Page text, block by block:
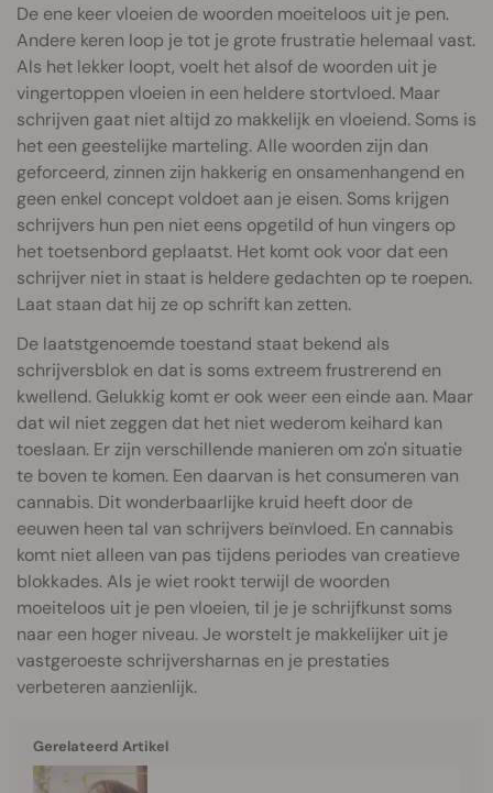
De ene keer vloeien de woorden moeiteloos uit je pen.
Andere keren loop je tot je grote frustratie helemaal vast.
Als het lekker loopt, voelt het alsof de woorden uit je
vingertoppen vloeien in een heldere stortvloed. Maar
schrijven gaat niet altijd zo makkelijk en vloeiend. Soms is
het een geestelijke marteling. Alle woorden zijn dan
geforceerd, zinnen zijn hakkerig en onsamenhangend en
geen enkel concept voldoet aan je eisen. Soms krijgen
schrijvers hun pen niet eens opgetild of hun vingers op
het toetsenbord geplaatst. Het komt ook voor dat een
schrijver niet in staat is heldere gedachten op te roepen.
Laat staan dat hij ze op schrift kan zetten.
De laatstgenoemde toestand staat bekend als
schrijversblok en dat is soms extreem frustrerend en
kwellend. Gelukkig komt er ook weer een einde aan. Maar
dat wil niet zeggen dat het niet wederom keihard kan
toeslaan. Er zijn verschillende manieren om zo'n situatie
te boven te komen. Een daarvan is het consumeren van
cannabis. Dit wonderbaarlijke kruid heeft door de
eeuwen heen tal van schrijvers beïnvloed. En cannabis
komt niet alleen van pas tijdens periodes van creatieve
blokkades. Als je wiet rookt terwijl de woorden
moeiteloos uit je pen vloeien, til je je schrijfkunst soms
naar een hoger niveau. Je worstelt je makkelijker uit je
vastgeroeste schrijversharnas en je prestaties
verbeteren aanzienlijk.
Gerelateerd Artikel